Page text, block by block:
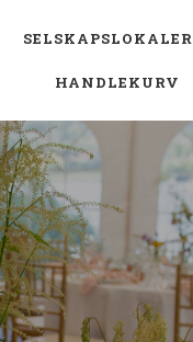
SELSKAPSLOKALER
HANDLEKURV